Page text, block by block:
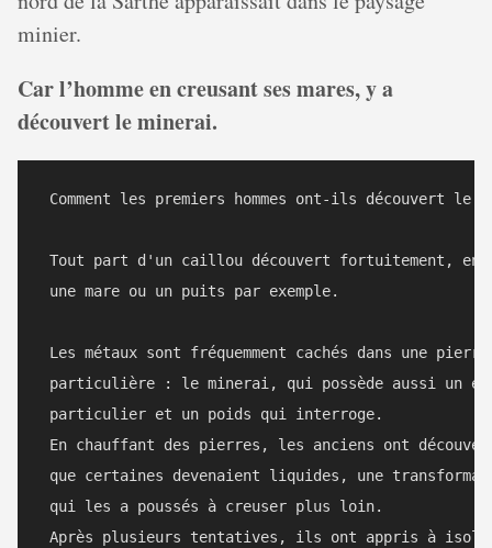
minier.
Car l’homme en creusant ses mares, y a
découvert le minerai.
Comment les premiers hommes ont-ils découvert le
Tout part d'un caillou découvert fortuitement, en
une mare ou un puits par exemple.
Les métaux sont fréquemment cachés dans une pierre
particulière : le minerai, qui possède aussi un
particulier et un poids qui interroge.
En chauffant des pierres, les anciens ont
que certaines devenaient liquides, une
qui les a poussés à creuser plus loin.
Après plusieurs tentatives, ils ont appris à